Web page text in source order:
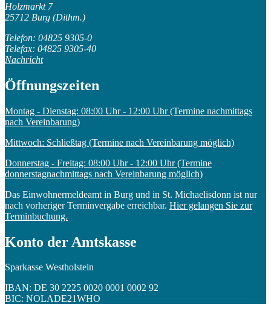
Holzmarkt 7
25712 Burg (Dithm.)
Telefon: 04825 9305-0
Telefax: 04825 9305-40
Nachricht
Öffnungszeiten
Montag - Dienstag: 08:00 Uhr - 12:00 Uhr (Termine nachmittags
nach Vereinbarung)
Mittwoch: Schließtag (Termine nach Vereinbarung möglich)
Donnerstag - Freitag: 08:00 Uhr - 12:00 Uhr (Termine
donnerstagnachmittags nach Vereinbarung möglich)
Das Einwohnermeldeamt in Burg und in St. Michaelisdonn ist nur
nach vorheriger Terminvergabe erreichbar. Hier gelangen Sie zur
Terminbuchung.
Konto der Amtskasse
Sparkasse Westholstein
IBAN: DE 30 2225 0020 0001 0002 92
BIC: NOLADE21WHO